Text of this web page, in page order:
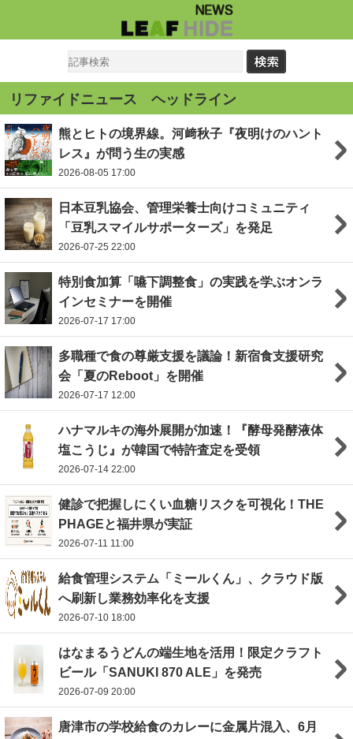
リファイドニュース ヘッドライン
熊とヒトの境界線。河﨑秋子『夜明けのハント
レス』が問う生の実感
2026-08-05 17:00
日本豆乳協会、管理栄養士向けコミュニティ
「豆乳スマイルサポーターズ」を発足
2026-07-25 22:00
特別食加算「嚥下調整食」の実践を学ぶオンラ
インセミナーを開催
2026-07-17 17:00
多職種で食の尊厳支援を議論！新宿食支援研究
会「夏のReboot」を開催
2026-07-17 12:00
ハナマルキの海外展開が加速！『酵母発酵液体
塩こうじ』が韓国で特許査定を受領
2026-07-14 22:00
健診で把握しにくい血糖リスクを可視化！THE
PHAGEと福井県が実証
2026-07-11 11:00
給食管理システム「ミールくん」、クラウド版
へ刷新し業務効率化を支援
2026-07-10 18:00
はなまるうどんの端生地を活用！限定クラフト
ビール「SANUKI 870 ALE」を発売
2026-07-09 20:00
唐津市の学校給食のカレーに金属片混入、6月